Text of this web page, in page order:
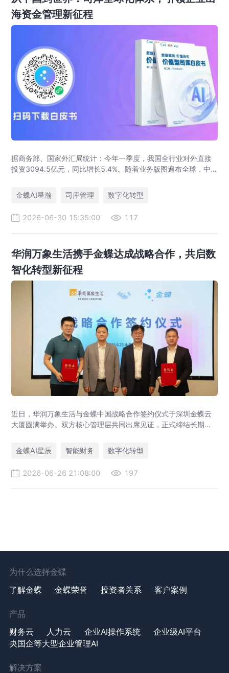
海资金管理新征程
据商务部、国家外汇局统计：今年一季度，我国全行业对外直接
投资3094.5亿元，同比增长5.4%。随着业务版图遍布全球，中
新阶段。而在此过程中，企业的资金管理体系，正成为决定全球
化成败的关键底牌。曾经仅作为后台支撑的司库，如今已然逆袭
升级，成为企业全球资源配置的核心中枢与战略决策的重要参
谋，扛起了全球资金管控、风险对冲、价值创造的核心重任。
金蝶AI星瀚 司库管理 数字化转型
2026-06-30 15:35:00 117
华润万象生活携手金蝶达成战略合作，共启数
智化转型新征程
近日，华润万象生活与金蝶中国战略合作签约仪式于深圳金蝶云
大厦圆满举办。双方核心管理层共同出席见证，正式缔结长期战
享”为原则构建长期共赢的数智生态，打造财务数智化转型行业最
佳实践和世界一流财务管理体系。
金蝶AI星辰 智能财务 数字化转型
2026-06-26 21:08:00 197
为什么选择金蝶
了解金蝶
金蝶荣誉 投资者关系 客户案例
产品
财务云
人力云 企业AI操作系统
企业级AI平台
央国企等大型企业管理AI
解决方案